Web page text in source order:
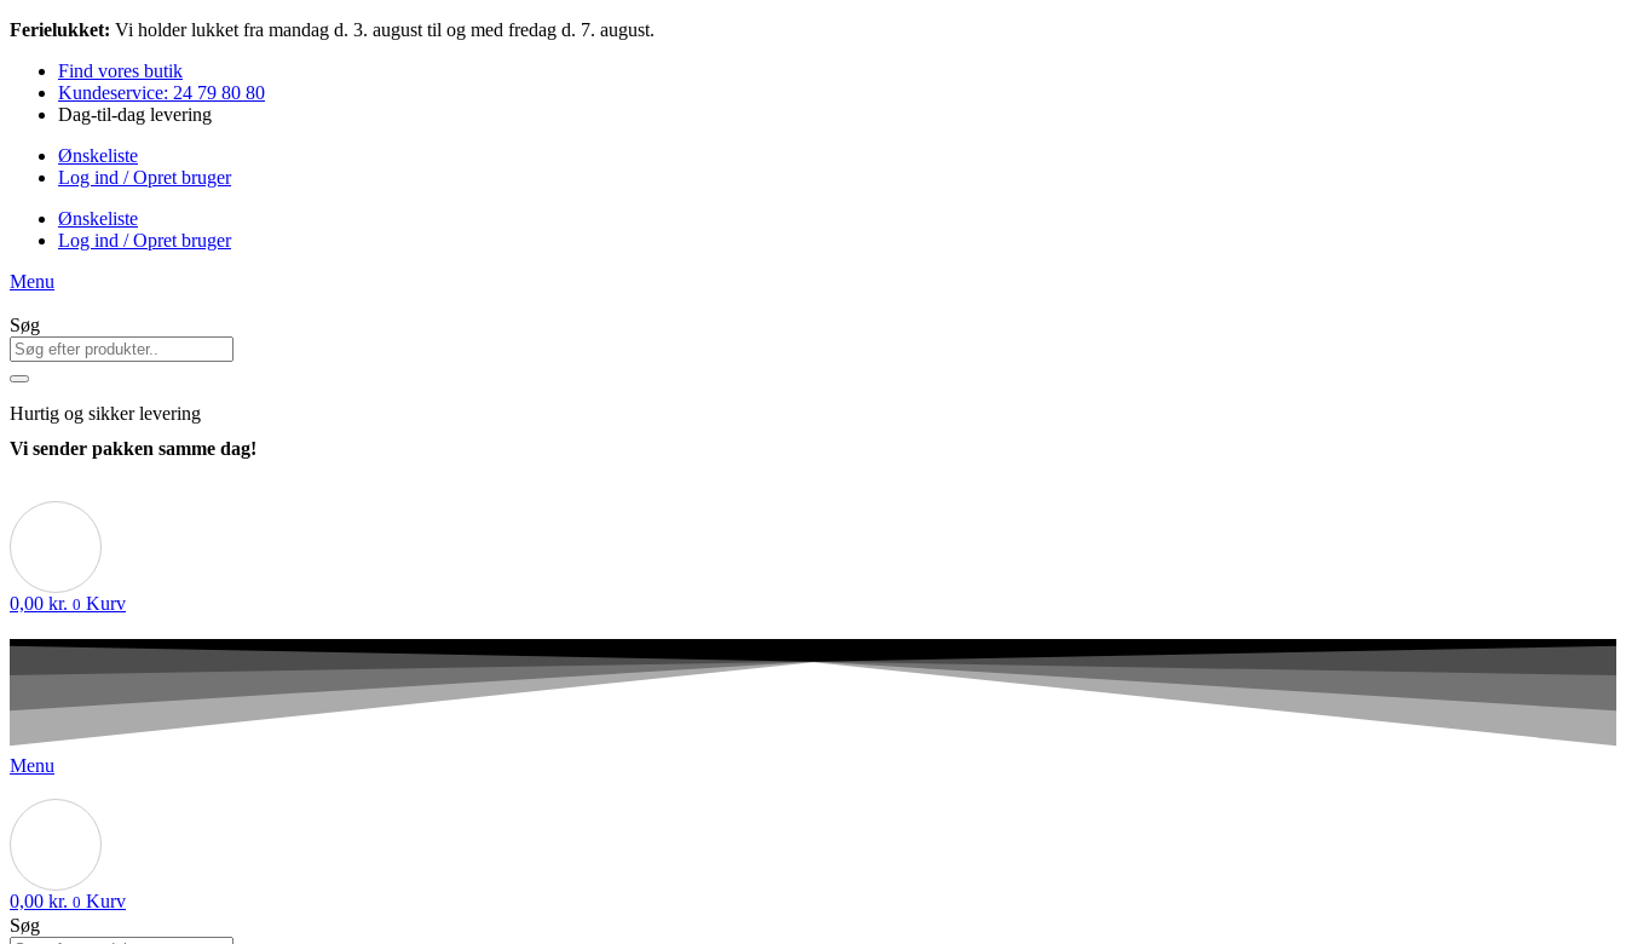
Videre
indhold
Ferielukket: Vi holder lukket fra mandag d. 3. august til og med fredag d. 7. august.
Find vores butik
Kundeservice: 24 79 80 80
Dag-til-dag levering
Ønskeliste
Log ind / Opret bruger
Ønskeliste
Log ind / Opret bruger
Menu
Søg
Hurtig og sikker levering
Vi sender pakken samme dag!
0,00 kr. 0 Kurv
Menu
0,00 kr. 0 Kurv
Søg